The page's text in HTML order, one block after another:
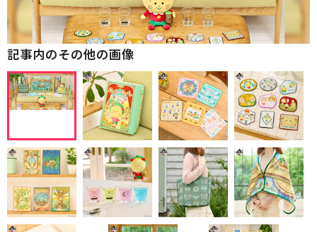
記事内のその他の画像